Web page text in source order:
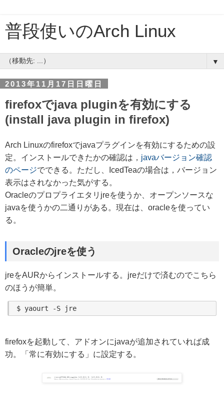
普段使いのArch Linux
▼
2013年11月17日日曜日
firefoxでjava pluginを有効にする
(install java plugin in firefox)
Arch Linuxのfirefoxでjavaプラグインを有効にするための設
定。インストールできたかの確認は， javaバージョン確認
のページでできる。ただし、IcedTeaの場合は，バージョン
表示はされなかった気がする。
Oracleのプロプライエタリjreを使うか、オープンソースな
javaを使うかの二通りがある。現在は、oracleを使ってい
る。
Oracleのjreを使う
jreをAURからインストールする。jreだけで済むのでこちら
のほうが簡単。
firefoxを起動して、アドオンにjavaが追加されていれば成
功。「常に有効にする」に設定する。